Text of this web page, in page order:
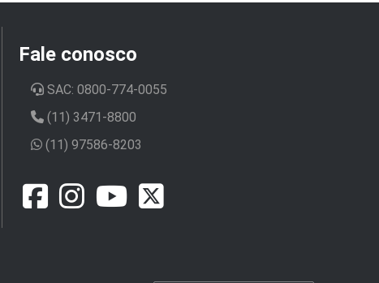
Fale conosco
SAC: 0800-774-0055
(11) 3471-8800
(11) 97586-8203